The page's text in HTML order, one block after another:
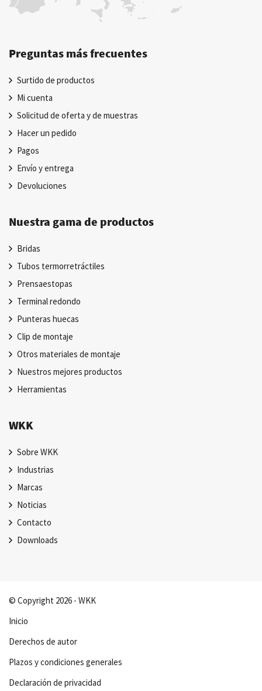
Preguntas más frecuentes
Surtido de productos
Mi cuenta
Solicitud de oferta y de muestras
Hacer un pedido
Pagos
Envío y entrega
Devoluciones
Nuestra gama de productos
Bridas
Tubos termorretráctiles
Prensaestopas
Terminal redondo
Punteras huecas
Clip de montaje
Otros materiales de montaje
Nuestros mejores productos
Herramientas
WKK
Sobre WKK
Industrias
Marcas
Noticias
Contacto
Downloads
© Copyright 2026 - WKK
Inicio
Derechos de autor
Plazos y condiciones generales
Declaración de privacidad